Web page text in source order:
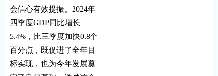
会信心有效提振。2024年
四季度GDP同比增长
5.4%，比三季度加快0.8个
百分点，既促进了全年目
标实现，也为今年发展奠